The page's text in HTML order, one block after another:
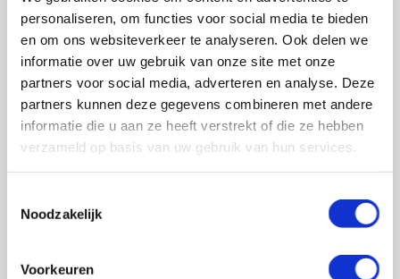
personaliseren, om functies voor social media te bieden
en om ons websiteverkeer te analyseren. Ook delen we
informatie over uw gebruik van onze site met onze
partners voor social media, adverteren en analyse. Deze
partners kunnen deze gegevens combineren met andere
informatie die u aan ze heeft verstrekt of die ze hebben
verzameld op basis van uw gebruik van hun services.
Noodzakelijk
Voorkeuren
0348 – 43 29 20(algemene nummer)
(ma t/m do: van 10.00 tot 14.30 uur)
info@crohn-colitis.nl
0348 – 420 780 (ervaringsdeskundigenlijn)
(ma t/m do: van 10:00 tot 12:30 uur)
ervaringsdeskundigen@crohn-colitis.nl